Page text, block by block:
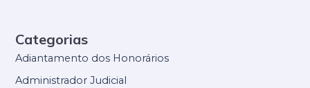
Categorias
Adiantamento dos Honorários
Administrador Judicial